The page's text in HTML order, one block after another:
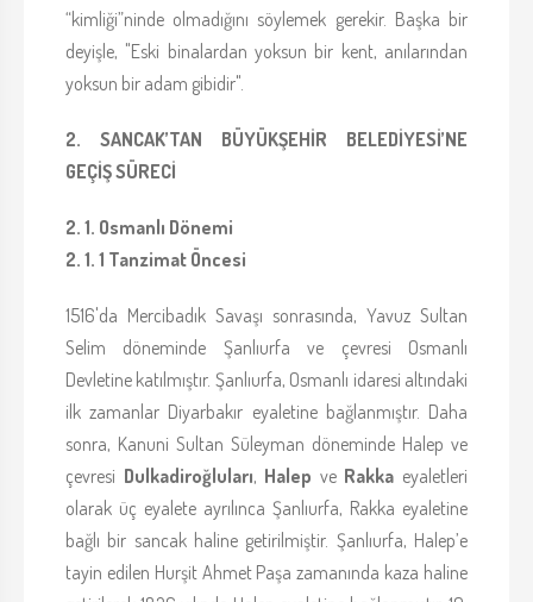
“kimliği”ninde olmadığını söylemek gerekir. Başka bir
deyişle, "Eski binalardan yoksun bir kent, anılarından
yoksun bir adam gibidir".
2. SANCAK’TAN BÜYÜKŞEHİR BELEDİYESİ’NE
GEÇİŞ SÜRECİ
2. 1. Osmanlı Dönemi
2. 1. 1 Tanzimat Öncesi
1516'da Mercibadık Savaşı sonrasında, Yavuz Sultan
Selim döneminde Şanlıurfa ve çevresi Osmanlı
Devletine katılmıştır. Şanlıurfa, Osmanlı idaresi altındaki
ilk zamanlar Diyarbakır eyaletine bağlanmıştır. Daha
sonra, Kanuni Sultan Süleyman döneminde Halep ve
çevresi Dulkadiroğluları, Halep ve Rakka eyaletleri
olarak üç eyalete ayrılınca Şanlıurfa, Rakka eyaletine
bağlı bir sancak haline getirilmiştir. Şanlıurfa, Halep’e
tayin edilen Hurşit Ahmet Paşa zamanında kaza haline